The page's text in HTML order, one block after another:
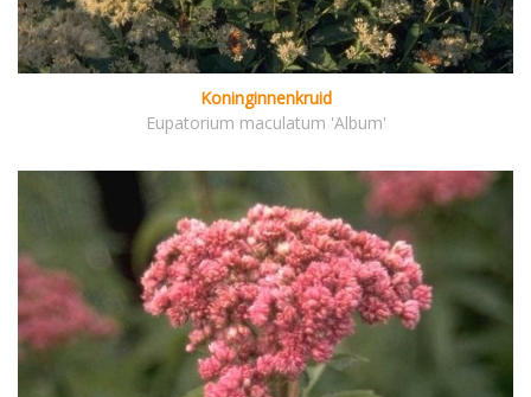
Koninginnenkruid
Eupatorium maculatum 'Album'